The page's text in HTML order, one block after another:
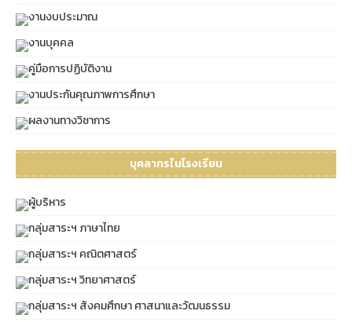
งานงบประมาณ
งานบุคคล
คู่มือการปฏิบัติงาน
งานประกันคุณภาพการศึกษา
ผลงานทางวิชาการ
บุคลากรในโรงเรียน
ผู้บริหาร
กลุ่มสาระฯ ภาษาไทย
กลุ่มสาระฯ คณิตศาสตร์
กลุ่มสาระฯ วิทยาศาสตร์
กลุ่มสาระฯ สังคมศึกษา ศาสนาและวัฒนธรรม